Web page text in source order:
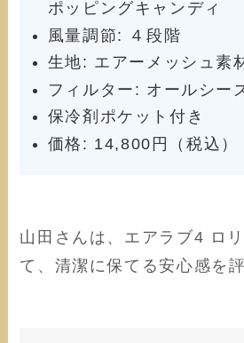
ポッピングキャンディ
風量調節: ４段階
生地: エアーメッシュ素
フィルター: オールシー
保冷剤ポケット付き
価格: 14,800円（税込）
山田さんは、エアラブ4 ロ
て、清潔に保てる安心感を